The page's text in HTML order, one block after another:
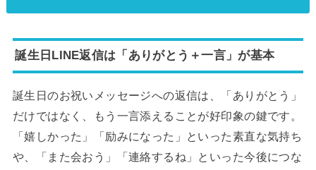
誕生日LINE返信は「ありがとう＋一言」が基本
誕生日のお祝いメッセージへの返信は、「ありがとう」
だけではなく、もう一言添えることが好印象の鍵です。
「嬉しかった」「励みになった」といった素直な気持ち
や、「また会おう」「連絡するね」といった今後につな